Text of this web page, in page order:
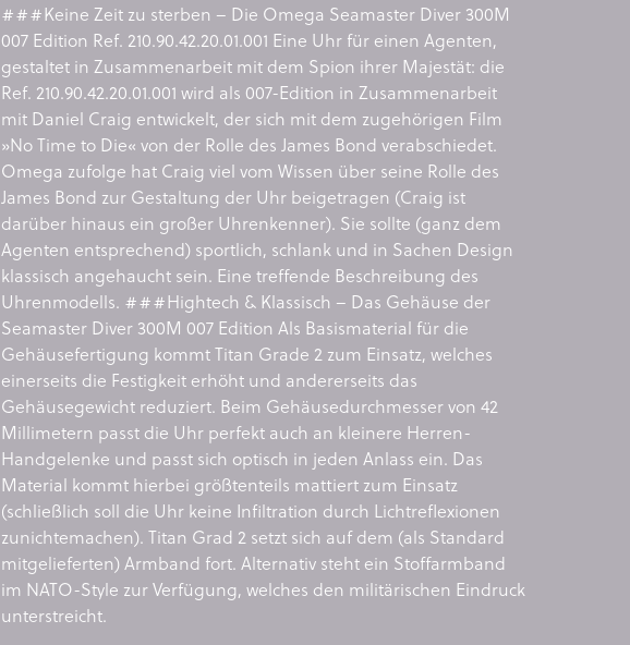
###Keine Zeit zu sterben – Die Omega Seamaster Diver 300M
007 Edition Ref. 210.90.42.20.01.001 Eine Uhr für einen Agenten,
gestaltet in Zusammenarbeit mit dem Spion ihrer Majestät: die
Ref. 210.90.42.20.01.001 wird als 007-Edition in Zusammenarbeit
mit Daniel Craig entwickelt, der sich mit dem zugehörigen Film
»No Time to Die« von der Rolle des James Bond verabschiedet.
Omega zufolge hat Craig viel vom Wissen über seine Rolle des
James Bond zur Gestaltung der Uhr beigetragen (Craig ist
darüber hinaus ein großer Uhrenkenner). Sie sollte (ganz dem
Agenten entsprechend) sportlich, schlank und in Sachen Design
klassisch angehaucht sein. Eine treffende Beschreibung des
Uhrenmodells. ###Hightech & Klassisch – Das Gehäuse der
Seamaster Diver 300M 007 Edition Als Basismaterial für die
Gehäusefertigung kommt Titan Grade 2 zum Einsatz, welches
einerseits die Festigkeit erhöht und andererseits das
Gehäusegewicht reduziert. Beim Gehäusedurchmesser von 42
Millimetern passt die Uhr perfekt auch an kleinere Herren-
Handgelenke und passt sich optisch in jeden Anlass ein. Das
Material kommt hierbei größtenteils mattiert zum Einsatz
(schließlich soll die Uhr keine Infiltration durch Lichtreflexionen
zunichtemachen). Titan Grad 2 setzt sich auf dem (als Standard
mitgelieferten) Armband fort. Alternativ steht ein Stoffarmband
im NATO-Style zur Verfügung, welches den militärischen Eindruck
unterstreicht.